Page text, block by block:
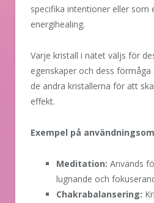
specifika intentioner eller som
energihealing.
Varje kristall i nätet väljs för
egenskaper och dess
de andra kristallerna för att
effekt.
Exempel på
Meditation: Används
lugnande och
Chakrabalansering: